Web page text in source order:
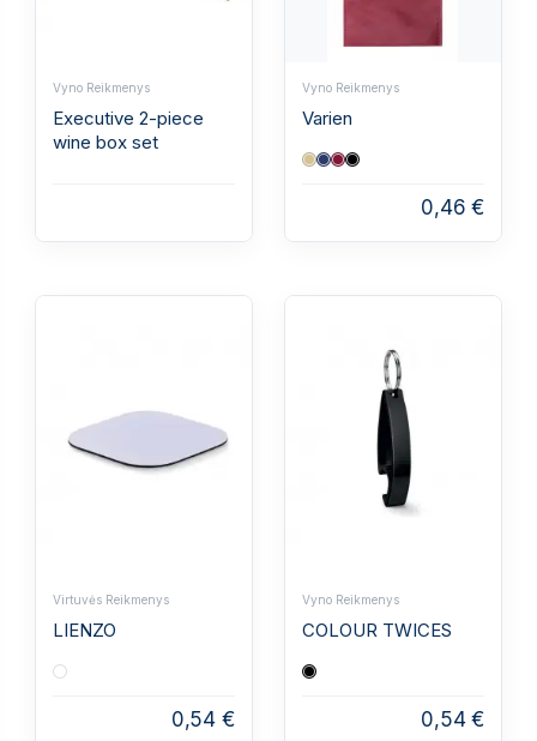
Vyno Reikmenys
Executive 2-piece
wine box set
Vyno Reikmenys
Varien
0,46 €
Virtuvės Reikmenys
LIENZO
0,54 €
Vyno Reikmenys
COLOUR TWICES
0,54 €